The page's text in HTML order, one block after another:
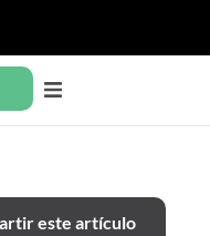
este artículo